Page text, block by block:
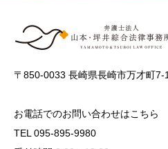
〒850-0033 長崎県長崎市万才町
お電話でのお問い合わせはこちら
TEL 095-895-9980